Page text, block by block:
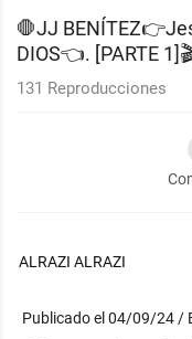
🛑JJ
DIOS👈. [PARTE
131 Reproducciones
ALRAZI ALRAZI
Publicado el 04/09/24 /